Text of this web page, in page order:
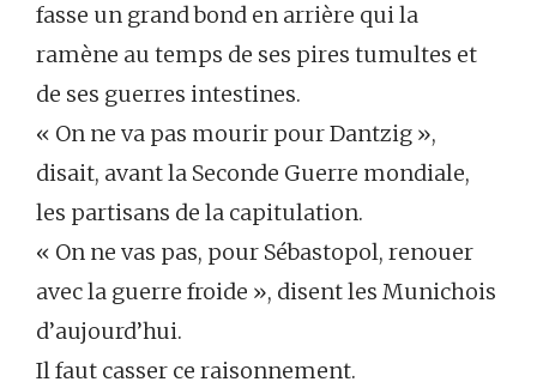
fasse un grand bond en arrière qui la
ramène au temps de ses pires tumultes et
de ses guerres intestines.
« On ne va pas mourir pour Dantzig »,
disait, avant la Seconde Guerre mondiale,
les partisans de la capitulation.
« On ne vas pas, pour Sébastopol, renouer
avec la guerre froide », disent les Munichois
d’aujourd’hui.
Il faut casser ce raisonnement.